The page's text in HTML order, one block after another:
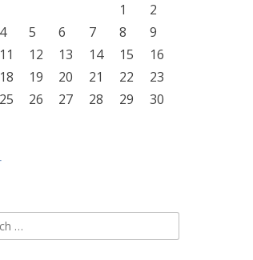
1
2
4 5 6 7 8
9
11 12 13 14 15
16
18 19 20 21 22
23
25 26 27 28 29
30